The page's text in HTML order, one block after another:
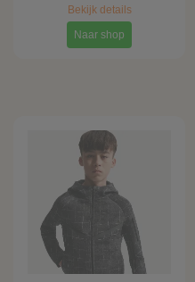
Bekijk details
Naar shop